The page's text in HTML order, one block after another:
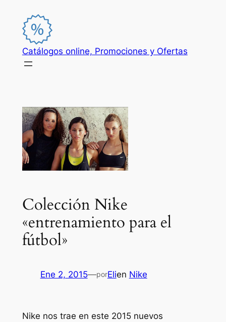
contenido
Catálogos online, Promociones y Ofertas
Colección Nike
«entrenamiento para el
fútbol»
Ene 2, 2015—porElien Nike
Nike nos trae en este 2015 nuevos